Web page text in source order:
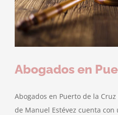
Abogados en
Abogados en Puerto de la
de Manuel Estévez cuenta